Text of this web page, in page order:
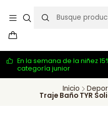
En la semana de la niñez
categoría junior
Inicio
Traje Baño TYR